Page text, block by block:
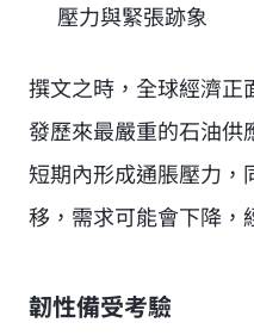
壓力與緊張跡象
撰文之時，全球經濟正
發歷來最嚴重的石油供
短期內形成通脹壓力，
移，需求可能會下降，
韌性備受考驗